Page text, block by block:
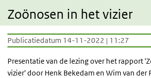
Zoönosen in het vizier
Publicatiedatum 14-11-2022 | 11:27
Presentatie van de lezing over het rapport
vizier' door Henk Bekedam en Wim van der